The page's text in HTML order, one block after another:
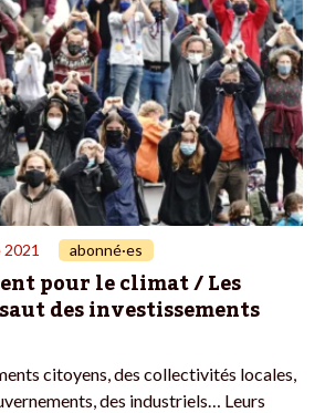
abonné·es
pour le climat / Les
des investissements
citoyens, des collectivités locales,
des industriels… Leurs